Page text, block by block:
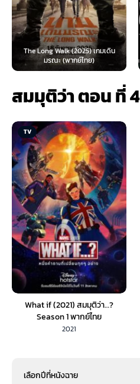
The Long Walk (2025) เกมเดิน
มรณะ (พากย์ไทย)
สมมุติว่า ตอน ที่ 4
TV
What if (2021) สมมุติว่า…?
Season 1 พากย์ไทย
2021
เลือกปีที่หนังฉาย